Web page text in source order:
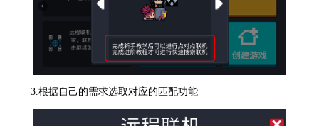
3.根据自己的需求选取对应的匹配功能